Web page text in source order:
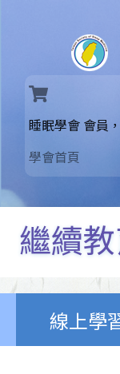
睡眠學會 會員
學會首頁
繼續
線上學